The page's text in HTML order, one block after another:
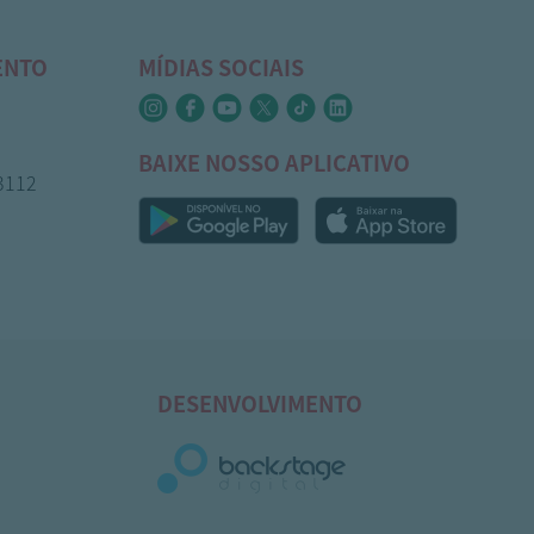
MÍDIAS SOCIAIS
BAIXE NOSSO APLICATIVO
DESENVOLVIMENTO